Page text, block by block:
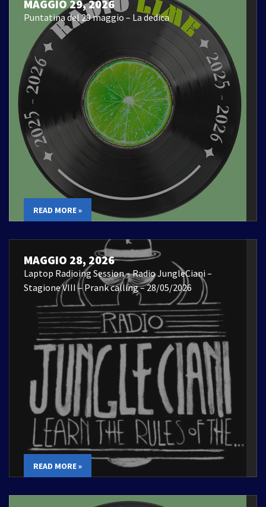
MAGGIO 29, 2026
Puntatina del 29 maggio – La dedica
READ MORE »
MAGGIO 28, 2026
Laptop Radioing Session – Radio JungleCiani –
Stagione VIII – Prank calling – 28/05/2026
READ MORE »